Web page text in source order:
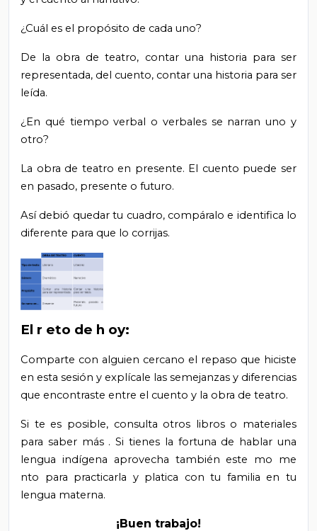
¿Cuál es el propósito de cada uno?
De la obra de teatro, contar una historia para ser
representada, del cuento, contar una historia para ser
leída.
¿En qué tiempo verbal o verbales se narran uno y
otro?
La obra de teatro en presente. El cuento puede ser
en pasado, presente o futuro.
Así debió quedar tu cuadro, compáralo e identifica lo
diferente para que lo corrijas.
El r eto de h oy:
Comparte con alguien cercano el repaso que hiciste
en esta sesión y explícale las semejanzas y diferencias
que encontraste entre el cuento y la obra de teatro.
Si te es posible, consulta otros libros o materiales
para saber más . Si tienes la fortuna de hablar una
lengua indígena aprovecha también este mo me
nto para practicarla y platica con tu familia en tu
lengua materna.
¡Buen trabajo!